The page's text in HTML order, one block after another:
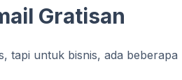
Gratisan
tapi untuk bisnis, ada